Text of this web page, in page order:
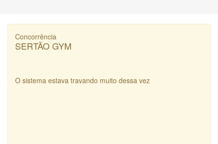
Concorrência
SERTÃO GYM
O sistema estava travando muito dessa vez